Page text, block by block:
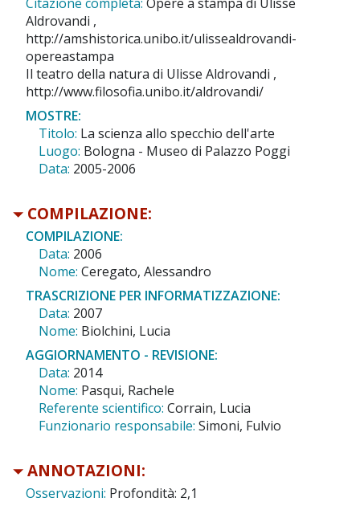
Aldrovandi ,
http://amshistorica.unibo.it/ulissealdrovandi-
opereastampa
Il teatro della natura di Ulisse Aldrovandi ,
http://www.filosofia.unibo.it/aldrovandi/
MOSTRE:
Titolo: La scienza allo specchio dell'arte
Luogo: Bologna - Museo di Palazzo Poggi
Data: 2005-2006
COMPILAZIONE:
COMPILAZIONE:
Data: 2006
Nome: Ceregato, Alessandro
TRASCRIZIONE PER INFORMATIZZAZIONE:
Data: 2007
Nome: Biolchini, Lucia
AGGIORNAMENTO - REVISIONE:
Data: 2014
Nome: Pasqui, Rachele
Referente scientifico: Corrain, Lucia
Funzionario responsabile: Simoni, Fulvio
ANNOTAZIONI:
Osservazioni: Profondità: 2,1